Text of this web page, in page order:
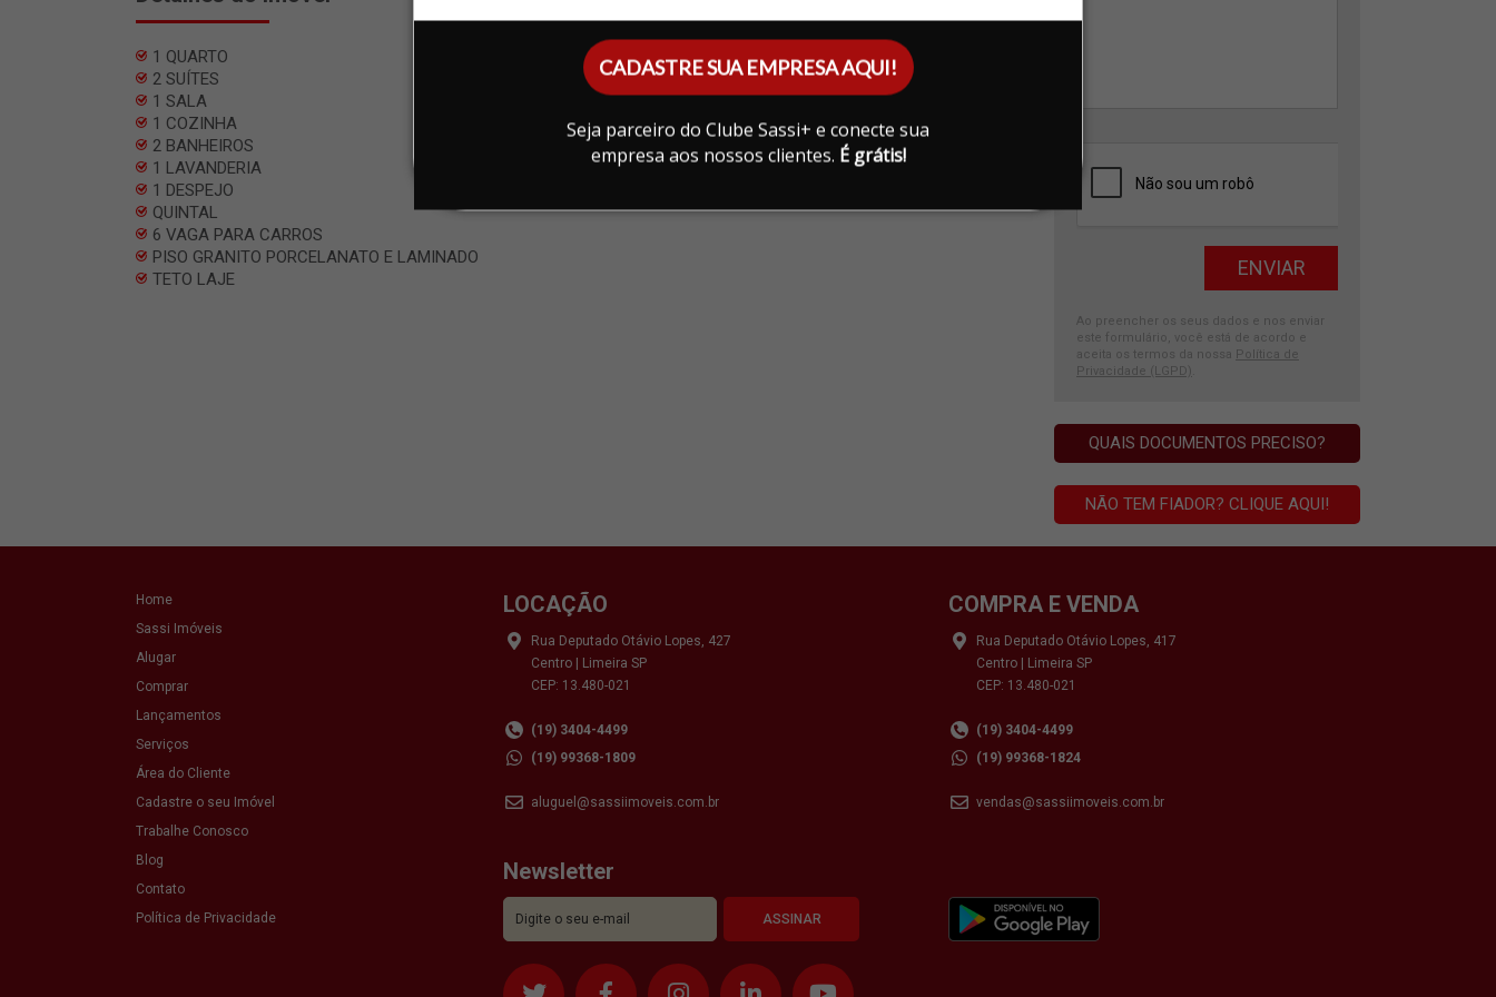
CADASTRE SUA EMPRESA AQUI!
Seja parceiro do Clube Sassi+ e conecte sua
empresa aos nossos clientes. É grátis!
1 QUARTO
2 SUÍTES
1 SALA
1 COZINHA
2 BANHEIROS
1 LAVANDERIA
1 DESPEJO
QUINTAL
6 VAGA PARA CARROS
PISO GRANITO PORCELANATO E LAMINADO
TETO LAJE
Ao preencher os seus dados e nos enviar
este formulário, você está de acordo e
aceita os termos da nossa
Política de
Privacidade (LGPD)
QUAIS DOCUMENTOS PRECISO?
NÃO TEM FIADOR? CLIQUE AQUI!
Home
Sassi Imóveis
Alugar
Comprar
Lançamentos
Serviços
Área do Cliente
Cadastre o seu Imóvel
Trabalhe Conosco
Blog
Contato
Política de Privacidade
LOCAÇÃO
Rua Deputado Otávio Lopes, 427
Centro | Limeira SP
CEP: 13.480-021
(19) 3404-4499
(19) 99368-1809
aluguel@sassiimoveis.com.br
COMPRA E VENDA
Rua Deputado Otávio Lopes, 417
Centro | Limeira SP
CEP: 13.480-021
(19) 3404-4499
(19) 99368-1824
vendas@sassiimoveis.com.br
Newsletter